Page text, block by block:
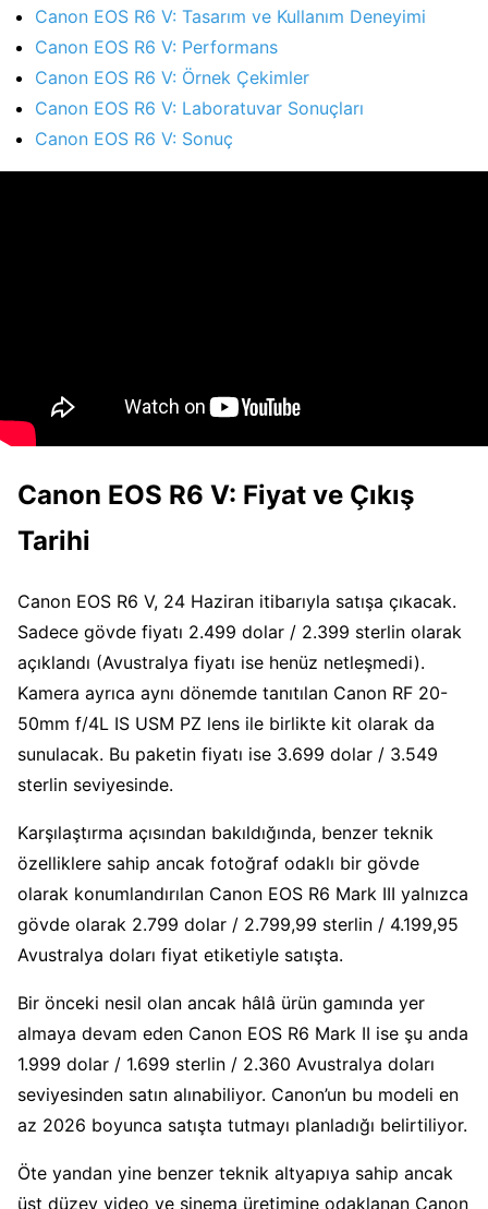
Canon EOS R6 V: Tasarım ve Kullanım Deneyimi
Canon EOS R6 V: Performans
Canon EOS R6 V: Örnek Çekimler
Canon EOS R6 V: Laboratuvar Sonuçları
Canon EOS R6 V: Sonuç
Canon EOS R6 V: Fiyat ve Çıkış
Tarihi
Canon EOS R6 V, 24 Haziran itibarıyla satışa çıkacak.
Sadece gövde fiyatı 2.499 dolar / 2.399 sterlin olarak
açıklandı (Avustralya fiyatı ise henüz netleşmedi).
Kamera ayrıca aynı dönemde tanıtılan Canon RF 20-
50mm f/4L IS USM PZ lens ile birlikte kit olarak da
sunulacak. Bu paketin fiyatı ise 3.699 dolar / 3.549
sterlin seviyesinde.
Karşılaştırma açısından bakıldığında, benzer teknik
özelliklere sahip ancak fotoğraf odaklı bir gövde
olarak konumlandırılan Canon EOS R6 Mark III yalnızca
gövde olarak 2.799 dolar / 2.799,99 sterlin / 4.199,95
Avustralya doları fiyat etiketiyle satışta.
Bir önceki nesil olan ancak hâlâ ürün gamında yer
almaya devam eden Canon EOS R6 Mark II ise şu anda
1.999 dolar / 1.699 sterlin / 2.360 Avustralya doları
seviyesinden satın alınabiliyor. Canon’un bu modeli en
az 2026 boyunca satışta tutmayı planladığı belirtiliyor.
Öte yandan yine benzer teknik altyapıya sahip ancak
üst düzey video ve sinema üretimine odaklanan Canon